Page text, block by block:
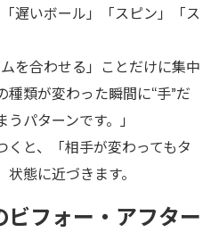
遅いボール」「スピン」「ス
を合わせる」ことだけに集中
種類が変わった瞬間に“手”だ
パターンです。」
と、「相手が変わってもタ
態に近づきます。
ビフォー・アフター